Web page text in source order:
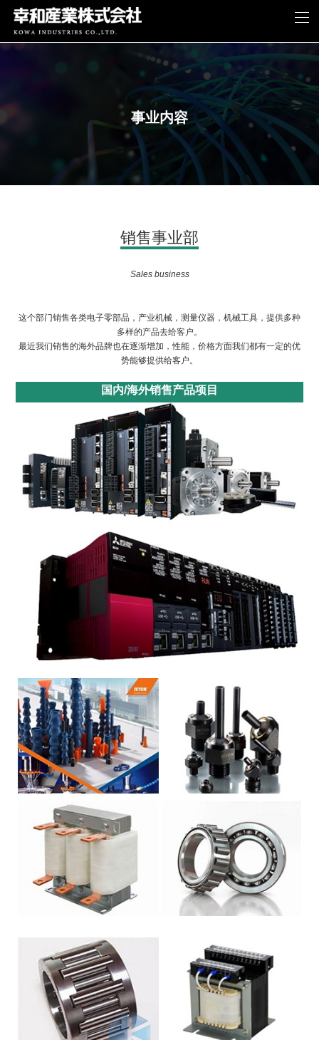
事业内容
销售事业部
Sales business
这个部门销售各类电子零部品，产业机械，测量仪器，机械工具，提供多种
多样的产品去给客户。
最近我们销售的海外品牌也在逐渐增加，性能，价格方面我们都有一定的优
势能够提供给客户。
国内/海外销售产品项目